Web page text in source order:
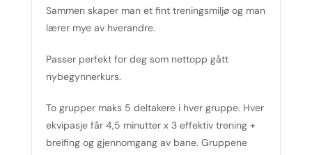
Sammen skaper man et fint treningsmiljø og man
lærer mye av hverandre.
Passer perfekt for deg som nettopp gått
nybegynnerkurs.
To grupper maks 5 deltakere i hver gruppe. Hver
ekvipasje får 4,5 minutter x 3 effektiv trening +
breifing og gjennomgang av bane. Gruppene